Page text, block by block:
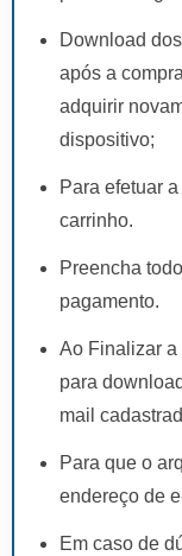
Download
após a
adquirir
dispositivo;
Para efetuar
carrinho.
Preencha
pagamento.
Ao Finalizar a
para
mail
Para que o
endereço de
Em caso de